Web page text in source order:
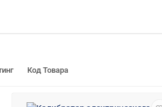
Код Товара